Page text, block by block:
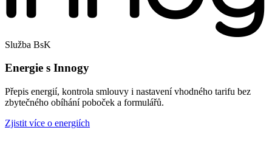
Služba BsK
Energie s Innogy
Přepis energií, kontrola smlouvy i nastavení vhodného tarifu bez
zbytečného obíhání poboček a formulářů.
Zjistit více o energiích